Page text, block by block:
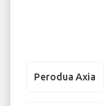
Perodua Axia